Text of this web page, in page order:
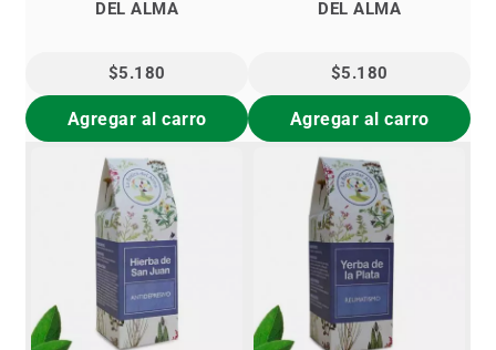
DEL ALMA
$5.180
Agregar al carro
DEL ALMA
$5.180
Agregar al carro